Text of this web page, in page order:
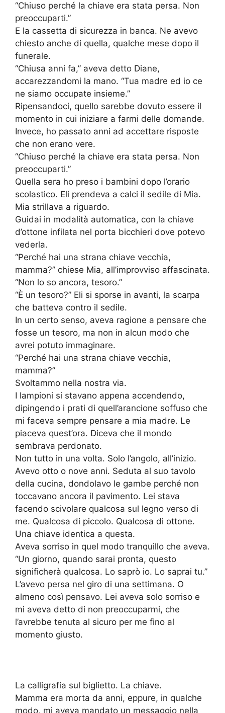
“Chiuso perché la chiave era stata persa. Non
preoccuparti.”
E la cassetta di sicurezza in banca. Ne avevo
chiesto anche di quella, qualche mese dopo il
funerale.
“Chiusa anni fa,” aveva detto Diane,
accarezzandomi la mano. “Tua madre ed io ce
ne siamo occupate insieme.”
Ripensandoci, quello sarebbe dovuto essere il
momento in cui iniziare a farmi delle domande.
Invece, ho passato anni ad accettare risposte
che non erano vere.
“Chiuso perché la chiave era stata persa. Non
preoccuparti.”
Quella sera ho preso i bambini dopo l’orario
scolastico. Eli prendeva a calci il sedile di Mia.
Mia strillava a riguardo.
Guidai in modalità automatica, con la chiave
d’ottone infilata nel porta bicchieri dove potevo
vederla.
“Perché hai una strana chiave vecchia,
mamma?” chiese Mia, all’improvviso affascinata.
“Non lo so ancora, tesoro.”
“È un tesoro?” Eli si sporse in avanti, la scarpa
che batteva contro il sedile.
In un certo senso, aveva ragione a pensare che
fosse un tesoro, ma non in alcun modo che
avrei potuto immaginare.
“Perché hai una strana chiave vecchia,
mamma?”
Svoltammo nella nostra via.
I lampioni si stavano appena accendendo,
dipingendo i prati di quell’arancione soffuso che
mi faceva sempre pensare a mia madre. Le
piaceva quest’ora. Diceva che il mondo
sembrava perdonato.
Non tutto in una volta. Solo l’angolo, all’inizio.
Avevo otto o nove anni. Seduta al suo tavolo
della cucina, dondolavo le gambe perché non
toccavano ancora il pavimento. Lei stava
facendo scivolare qualcosa sul legno verso di
me. Qualcosa di piccolo. Qualcosa di ottone.
Una chiave identica a questa.
Aveva sorriso in quel modo tranquillo che aveva.
“Un giorno, quando sarai pronta, questo
significherà qualcosa. Lo saprò io. Lo saprai tu.”
L’avevo persa nel giro di una settimana. O
almeno così pensavo. Lei aveva solo sorriso e
mi aveva detto di non preoccuparmi, che
l’avrebbe tenuta al sicuro per me fino al
momento giusto.
La calligrafia sul biglietto. La chiave.
Mamma era morta da anni, eppure, in qualche
modo, mi aveva mandato un messaggio nella